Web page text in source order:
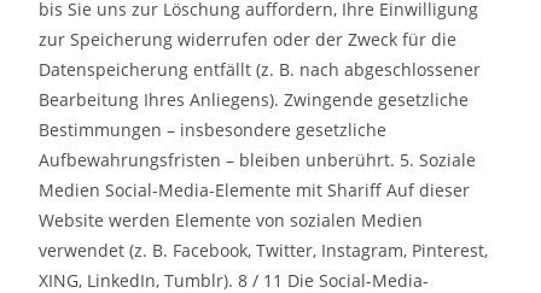
bis Sie uns zur Löschung auffordern, Ihre Einwilligung
zur Speicherung widerrufen oder der Zweck für die
Datenspeicherung entfällt (z. B. nach abgeschlossener
Bearbeitung Ihres Anliegens). Zwingende gesetzliche
Bestimmungen – insbesondere gesetzliche
Aufbewahrungsfristen – bleiben unberührt. 5. Soziale
Medien Social-Media-Elemente mit Shariff Auf dieser
Website werden Elemente von sozialen Medien
verwendet (z. B. Facebook, Twitter, Instagram, Pinterest,
XING, LinkedIn, Tumblr). 8 / 11 Die Social-Media-